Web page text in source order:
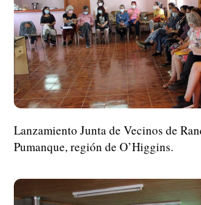
Lanzamiento Junta de Vecinos de
Pumanque, región de O’Higgins.